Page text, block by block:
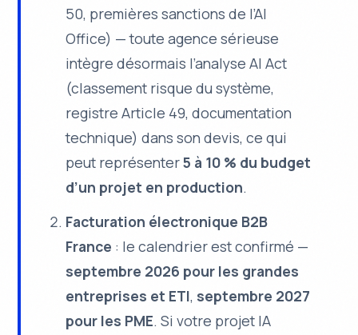
50, premières sanctions de l’AI
Office) — toute agence sérieuse
intègre désormais l’analyse AI Act
(classement risque du système,
registre Article 49, documentation
technique) dans son devis, ce qui
peut représenter5 à 10 % du budget
d’un projet en production.
Facturation électronique B2B
France : le calendrier est confirmé —
septembre 2026 pour les grandes
entreprises et ETI, septembre 2027
pour les PME. Si votre projet IA